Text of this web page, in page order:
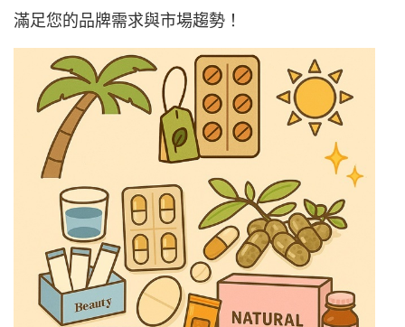
滿足您的品牌需求與市場趨勢！